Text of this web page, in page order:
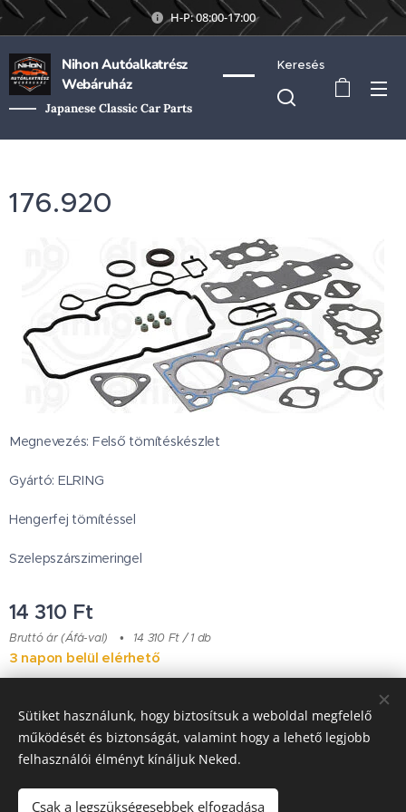
H-P: 08:00-17:00
Nihon Autóalkatrész
Webáruház
Japanese Classic Car Parts
Keresés
176.920
Megnevezés: Felső tömítéskészlet
Gyártó: ELRING
Hengerfej tömítéssel
Szelepszárszimeringel
14 310 Ft
Bruttó ár (Áfá-val) 14 310 Ft / 1 db
3 napon belül elérhető
Japanese Classic Car Parts
Garancia & Szállítás
Sütiket használunk, hogy biztosítsuk a weboldal megfelelő
működését és biztonságát, valamint hogy a lehető legjobb
felhasználói élményt kínáljuk Neked.
Csak a legszükségesebbek elfogadása